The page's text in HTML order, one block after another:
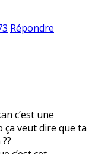
Répondre
c’est une
ça veut dire que ta